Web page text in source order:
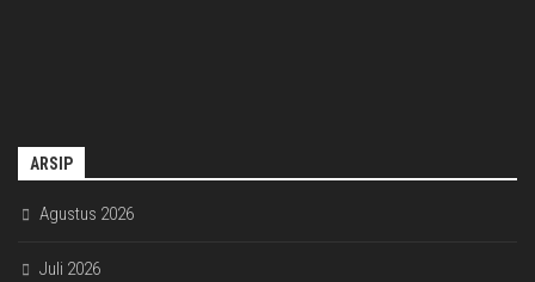
ARSIP
Agustus 2026
Juli 2026